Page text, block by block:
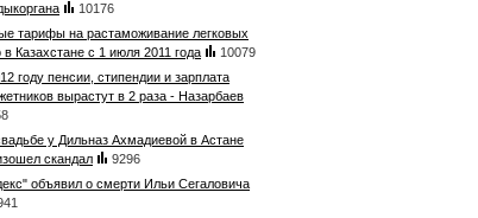
10176
тарифы на растаможивание легковых
в Казахстане с 1 июля 2011 года
10079
году пенсии, стипендии и зарплата
вырастут в 2 раза - Назарбаев
у Дильназ Ахмадиевой в Астане
скандал
9296
объявил о смерти Ильи Сегаловича